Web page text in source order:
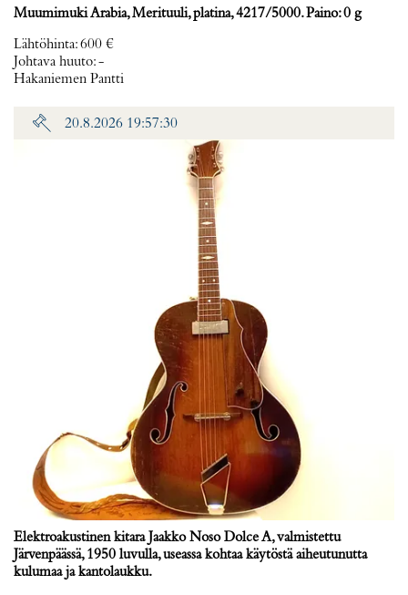
Muumimuki Arabia, Merituuli, platina, 4217/5000. Paino: 0 g
Lähtöhinta:600 €
Johtava huuto:-
Hakaniemen Pantti
20.8.2026 19:57:30
Elektroakustinen kitara Jaakko Noso Dolce A, valmistettu
Järvenpäässä, 1950 luvulla, useassa kohtaa käytöstä aiheutunutta
kulumaa ja kantolaukku.